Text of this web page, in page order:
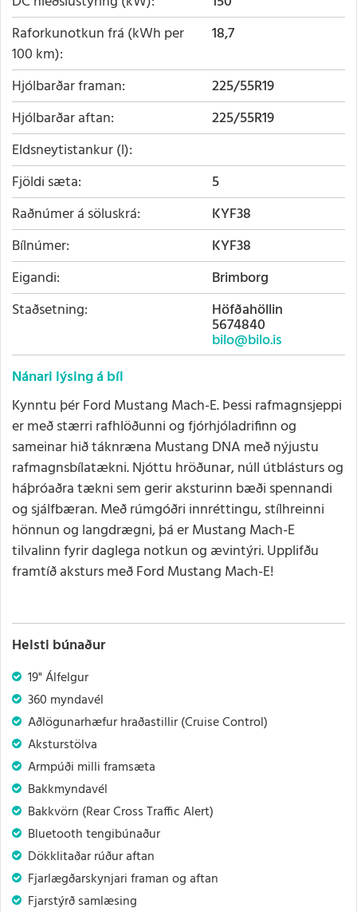
Raforkunotkun frá (kWh per
100 km)
18,7
Hjólbarðar framan
225/55R19
Hjólbarðar aftan
225/55R19
Eldsneytistankur (l)
Fjöldi sæta
5
Raðnúmer á söluskrá
KYF38
Bílnúmer
KYF38
Eigandi
Brimborg
Staðsetning
Höfðahöllin
5674840
bilo@bilo.is
Nánari lýsing á bíl
Kynntu þér Ford Mustang Mach-E. Þessi rafmagnsjeppi
er með stærri rafhlöðunni og fjórhjóladrifinn og
sameinar hið táknræna Mustang DNA með nýjustu
rafmagnsbílatækni. Njóttu hröðunar, núll útblásturs og
háþróaðra tækni sem gerir aksturinn bæði spennandi
og sjálfbæran. Með rúmgóðri innréttingu, stílhreinni
hönnun og langdrægni, þá er Mustang Mach-E
tilvalinn fyrir daglega notkun og ævintýri. Upplifðu
framtíð aksturs með Ford Mustang Mach-E!
Helsti búnaður
19" Álfelgur
360 myndavél
Aðlögunarhæfur hraðastillir (Cruise Control)
Aksturstölva
Armpúði milli framsæta
Bakkmyndavél
Bakkvörn (Rear Cross Traffic Alert)
Bluetooth tengibúnaður
Dökklitaðar rúður aftan
Fjarlægðarskynjari framan og aftan
Fjarstýrð samlæsing